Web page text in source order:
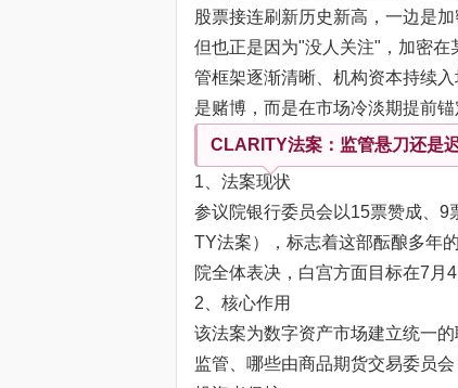
股票接连刷新历史新高，一边是
但也正是因为"没人关注"，加密
管框架逐渐清晰、机构资本持续
是赌博，而是在市场冷淡期提前锚
CLARITY法案：监管悬刀还是
1、法案现状
参议院银行委员会以15票赞成、9
TY法案），标志着这部酝酿多年
院全体表决，白宫方面目标在7月
2、核心作用
该法案为数字资产市场建立统一
监管、哪些由商品期货交易委员